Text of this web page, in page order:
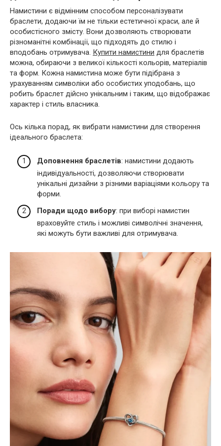
Намистини є відмінним способом персоналізувати
браслети, додаючи їм не тільки естетичної краси, але й
особистісного змісту. Вони дозволяють створювати
різноманітні комбінації, що підходять до стилю і
вподобань отримувача. Купити намистини для браслетів
можна, обираючи з великої кількості кольорів, матеріалів
та форм. Кожна намистина може бути підібрана з
урахуванням символіки або особистих уподобань, що
робить браслет дійсно унікальним і таким, що відображає
характер і стиль власника.
Ось кілька порад, як вибрати намистини для створення
ідеального браслета:
Доповнення браслетів: намистини додають
індивідуальності, дозволяючи створювати
унікальні дизайни з різними варіаціями кольору та
форми.
Поради щодо вибору: при виборі намистин
враховуйте стиль і можливі символічні значення,
які можуть бути важливі для отримувача.